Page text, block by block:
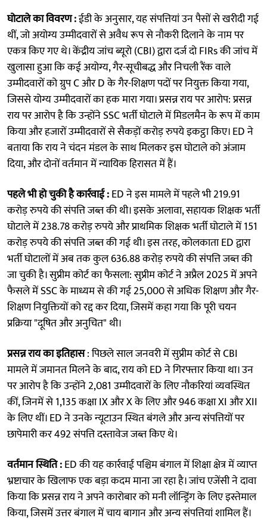
घोटाले का विवरण :ईडी के अनुसार, यह संपत्तियां उन पैसों से खरीदी गई
थीं, जो अयोग्य उम्मीदवारों से अवैध रूप से नौकरी दिलाने के नाम पर
एकत्र किए गए थे। केंद्रीय जांच ब्यूरो (CBI) द्वारा दर्ज दो FIRs की जांच में
खुलासा हुआ कि कई अयोग्य, गैर-सूचीबद्ध और निचली रैंक वाले
उम्मीदवारों को ग्रुप C और D के गैर-शिक्षण पदों पर नियुक्त किया गया,
जिससे योग्य उम्मीदवारों का हक मारा गया। प्रसन्न राय पर आरोप: प्रसन्न
राय पर आरोप है कि उन्होंने SSC भर्ती घोटाले में मिडलमैन के रूप में काम
किया और हजारों उम्मीदवारों से सैकड़ों करोड़ रुपये इकट्ठा किए। ED ने
बताया कि राय ने चंदन मंडल के साथ मिलकर इस घोटाले को अंजाम
दिया, और दोनों वर्तमान में न्यायिक हिरासत में हैं।
पहले भी हो चुकी है कार्रवाई :ED ने इस मामले में पहले भी 219.91
करोड़ रुपये की संपत्ति जब्त की थी। इसके अलावा, सहायक शिक्षक भर्ती
घोटाले में 238.78 करोड़ रुपये और प्राथमिक शिक्षक भर्ती घोटाले में 151
करोड़ रुपये की संपत्ति जब्त की गई थी। इस तरह, कोलकाता ED द्वारा
भर्ती घोटालों में अब तक कुल 636.88 करोड़ रुपये की संपत्ति जब्त की
जा चुकी है। सुप्रीम कोर्ट का फैसला: सुप्रीम कोर्ट ने अप्रैल 2025 में अपने
फैसले में SSC के माध्यम से की गई 25,000 से अधिक शिक्षण और गैर-
शिक्षण नियुक्तियों को रद्द कर दिया, जिसमें कहा गया कि पूरी चयन
प्रक्रिया "दूषित और अनुचित" थी।
प्रसन्न राय का इतिहास: पिछले साल जनवरी में सुप्रीम कोर्ट से CBI
मामले में जमानत मिलने के बाद, राय को ED ने गिरफ्तार किया था। उन
पर आरोप है कि उन्होंने 2,081 उम्मीदवारों के लिए नौकरियां व्यवस्थित
कीं, जिनमें से 1,135 कक्षा IX और X के लिए और 946 कक्षा XI और XII
के लिए थीं। ED ने उनके न्यूटाउन स्थित बंगले और अन्य संपत्तियों पर
छापेमारी कर 492 संपत्ति दस्तावेज जब्त किए थे।
वर्तमान स्थिति :ED की यह कार्रवाई पश्चिम बंगाल में शिक्षा क्षेत्र में व्याप्त
भ्रष्टाचार के खिलाफ एक बड़ा कदम माना जा रहा है। जांच एजेंसी ने दावा
किया कि प्रसन्न राय ने अपने कारोबार को मनी लॉन्ड्रिंग के लिए इस्तेमाल
किया, जिसमें उत्तर बंगाल में चाय बागान और अन्य संपत्तियां शामिल हैं।